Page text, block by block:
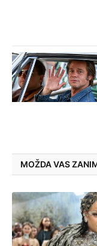
MOŽDA VAS